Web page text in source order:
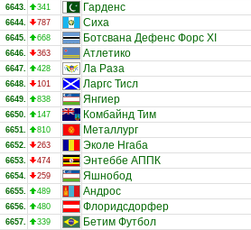
6643. 341 Гарденс
6644. 787 Сиха
6645. 668 Ботсвана Дефенс Форс XI
6646. 363 Атлетико
6647. 428 Ла Раза
6648. 101 Ларгс Тисл
6649. 838 Янгиер
6650. 147 Комбайнд Тим
6651. 810 Металлург
6652. 263 Эколе Нгаба
6653. 474 Энтеббе АППК
6654. 259 Яшнобод
6655. 489 Андрос
6656. 480 Флоридсдорфер
6657. 339 Бетим Футбол